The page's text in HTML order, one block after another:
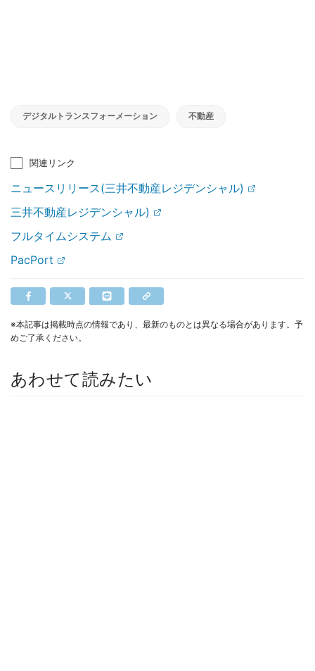
デジタルトランスフォーメーション 不動産
関連リンク
ニュースリリース(三井不動産レジデンシャル)
三井不動産レジデンシャル)
フルタイムシステム
PacPort
※本記事は掲載時点の情報であり、最新のものとは異なる場合があります。予
めご了承ください。
あわせて読みたい